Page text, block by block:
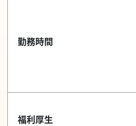
勤務時間
福利厚生